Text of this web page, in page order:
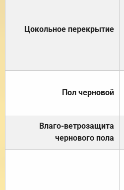
Цокольное перекрытие
Пол черновой
Влаго-ветрозащита
чернового пола